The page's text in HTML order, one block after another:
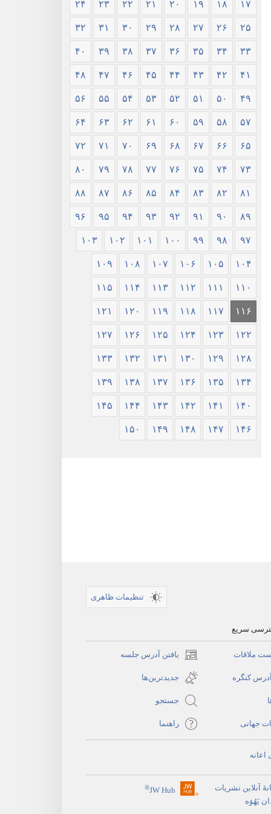
۱۷ ۱۸ ۱۹ ۲۰ ۲۱ ۲۲ ۲۳ ۲۴
۲۵ ۲۶ ۲۷ ۲۸ ۲۹ ۳۰ ۳۱ ۳۲
۳۳ ۳۴ ۳۵ ۳۶ ۳۷ ۳۸ ۳۹ ۴۰
۴۱ ۴۲ ۴۳ ۴۴ ۴۵ ۴۶ ۴۷ ۴۸
۴۹ ۵۰ ۵۱ ۵۲ ۵۳ ۵۴ ۵۵ ۵۶
۵۷ ۵۸ ۵۹ ۶۰ ۶۱ ۶۲ ۶۳ ۶۴
۶۵ ۶۶ ۶۷ ۶۸ ۶۹ ۷۰ ۷۱ ۷۲
۷۳ ۷۴ ۷۵ ۷۶ ۷۷ ۷۸ ۷۹ ۸۰
۸۱ ۸۲ ۸۳ ۸۴ ۸۵ ۸۶ ۸۷ ۸۸
۸۹ ۹۰ ۹۱ ۹۲ ۹۳ ۹۴ ۹۵ ۹۶
۹۷ ۹۸ ۹۹ ۱۰۰ ۱۰۱ ۱۰۲ ۱۰۳
۱۰۴ ۱۰۵ ۱۰۶ ۱۰۷ ۱۰۸ ۱۰۹
۱۱۰ ۱۱۱ ۱۱۲ ۱۱۳ ۱۱۴ ۱۱۵
۱۱۶ ۱۱۷ ۱۱۸ ۱۱۹ ۱۲۰ ۱۲۱
۱۲۲ ۱۲۳ ۱۲۴ ۱۲۵ ۱۲۶ ۱۲۷
۱۲۸ ۱۲۹ ۱۳۰ ۱۳۱ ۱۳۲ ۱۳۳
۱۳۴ ۱۳۵ ۱۳۶ ۱۳۷ ۱۳۸ ۱۳۹
۱۴۰ ۱۴۱ ۱۴۲ ۱۴۳ ۱۴۴ ۱۴۵
۱۴۶ ۱۴۷ ۱۴۸ ۱۴۹ ۱۵۰
تنظیمات ظاهری
سریع
ملاقات یافتن آدرس جلسه
(پنجره‌ای
جدید
می‌شود)
کنگره جدیدترین‌ها
جستجو
جهانی راهنما
اعانه
آنلاین نشریات
یَهُوَه
JW Hub
®
(پنجره‌ای